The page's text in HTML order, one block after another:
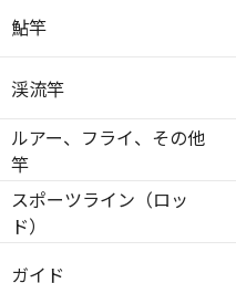
鮎竿
渓流竿
ルアー、フライ、その他
竿
スポーツライン（ロッ
ド）
ガイド